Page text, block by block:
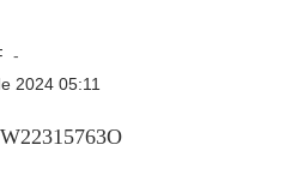
2024 05:11